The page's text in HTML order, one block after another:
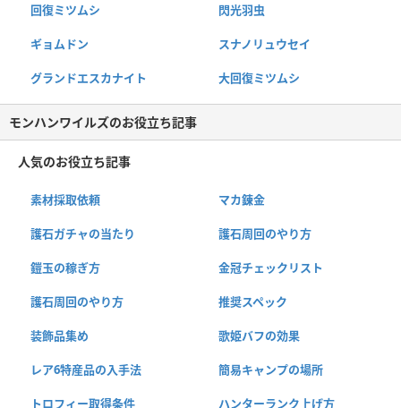
回復ミツムシ 閃光羽虫
ギョムドン スナノリュウセイ
グランドエスカナイト 大回復ミツムシ
モンハンワイルズのお役立ち記事
人気のお役立ち記事
素材採取依頼 マカ錬金
護石ガチャの当たり 護石周回のやり方
鎧玉の稼ぎ方 金冠チェックリスト
護石周回のやり方 推奨スペック
装飾品集め 歌姫バフの効果
レア6特産品の入手法 簡易キャンプの場所
トロフィー取得条件 ハンターランク上げ方